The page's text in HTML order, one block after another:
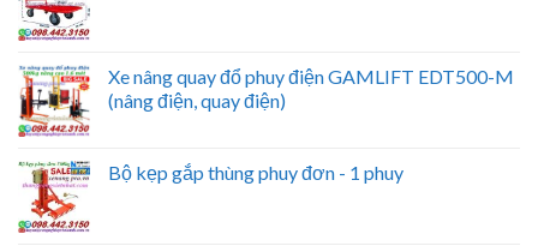
Xe nâng quay đổ phuy điện GAMLIFT EDT500-M
(nâng điện, quay điện)
Bộ kẹp gắp thùng phuy đơn - 1 phuy